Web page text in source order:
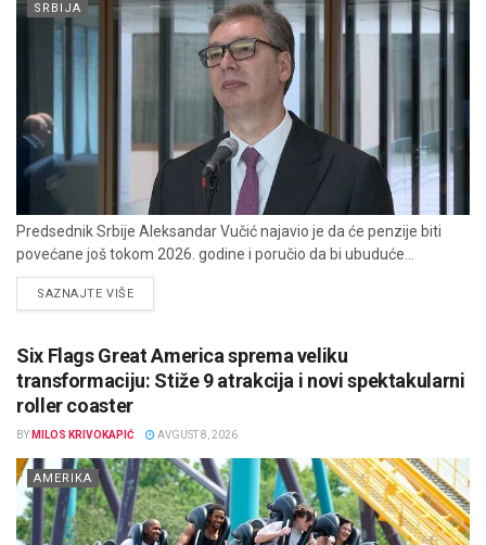
SRBIJA
Predsednik Srbije Aleksandar Vučić najavio je da će penzije biti
povećane još tokom 2026. godine i poručio da bi ubuduće...
SAZNAJTE VIŠEDETAILS
Six Flags Great America sprema veliku
transformaciju: Stiže 9 atrakcija i novi spektakularni
roller coaster
BY MILOS KRIVOKAPIĆ AVGUST 8, 2026
AMERIKA